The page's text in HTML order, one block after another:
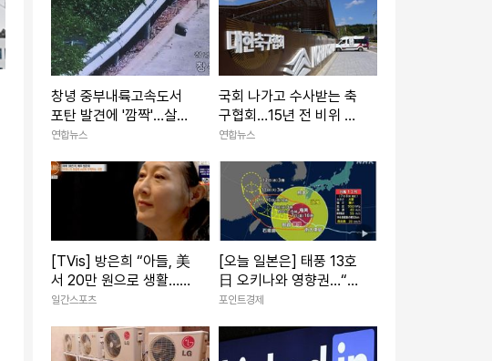
창녕 중부내륙고속도서
포탄 발견에 '깜짝'…살상
력없는 모의탄(종합)
연합뉴스
국회 나가고 수사받는 축
구협회…15년 전 비위 의
혹까지 '파묘'
연합뉴스
[TVis] 방은희 “아들, 美
서 20만 원으로 생활…
자투리 고기 먹는다고”
일간스포츠
[오늘 일본은] 태풍 13호
日 오키나와 영향권…“주
택 무너질 강풍” 최대 20
포인트경제